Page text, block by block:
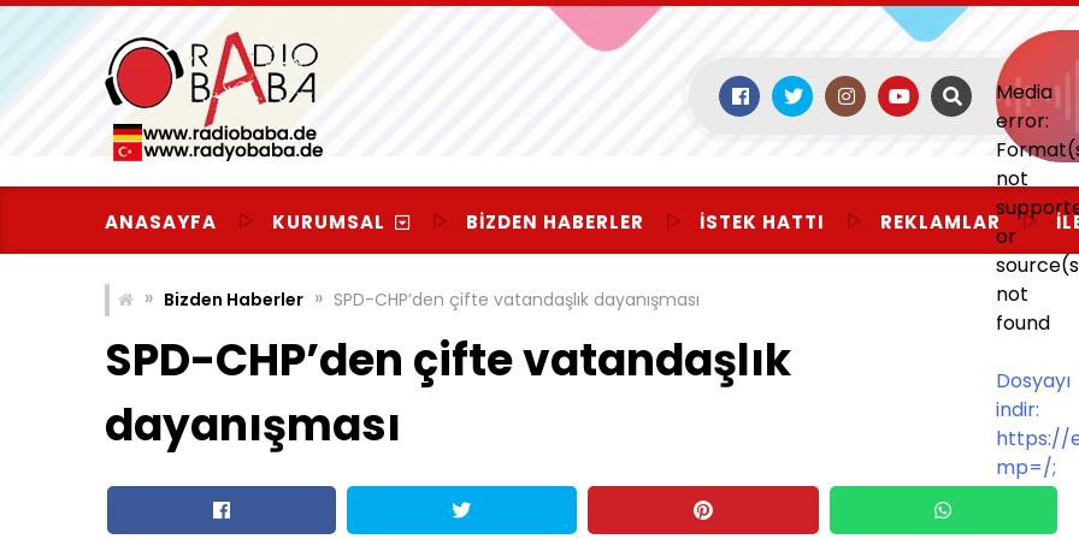
Skip
content
Media
error:
not
or
not
found
Dosyayı
indir:
https://
mp=/;
ANASAYFA KURUMSAL BIZDEN HABERLER İSTEK HATTI REKLAMLAR
» Bizden Haberler » SPD-CHP’den çifte vatandaşlık dayanışması
SPD-CHP’den çifte vatandaşlık
dayanışması